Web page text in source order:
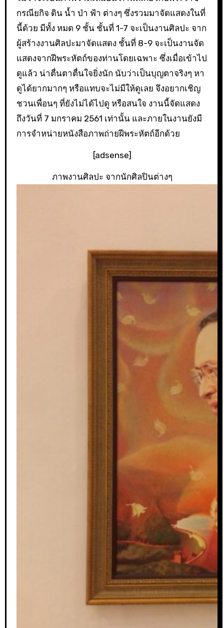
กรณียกิจ ดิน น้ำ ป่า ฟ้า ต่างๆ ซึ่งรวมมาจัดแสดงในที่
นี้ด้วย มีทั้ง หมด 9 ชั้น ชั้นที่ 1-7 จะเป็นงานศิลปะ จาก
ผู้สร้างงานศิลปะมาจัดแสดง ชั้นที่ 8-9 จะเป็นงานจัด
แสดงจากฝีพระหัตถ์ของท่านโดยเฉพาะ ซึ่งเมื่อเข้าไป
ดูแล้ว น่าตื่นตาตื่นใจยิ่งนัก นับว่าเป็นบุญตาจริงๆ หา
ดูได้ยากมากๆ หรือแทบจะไม่มีให้ดูเลย จึงอยากเชิญ
ชวนเพื่อนๆ ที่ยังไม่ได้ไปดู หรือสนใจ งานนี้จัดแสดง
ถึงวันที่ 7 มกราคม 2561 เท่านั้น และภายในงานยังมี
การจำหน่ายหนังสือภาพถ่ายฝีพระหัตถ์อีกด้วย
[adsense]
ภาพงานศิลปะ จากนักศิลปินต่างๆ